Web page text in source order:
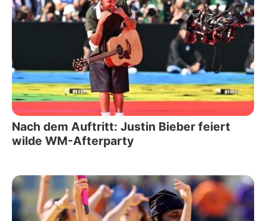
Nach dem Auftritt: Justin Bieber feiert
wilde WM-Afterparty